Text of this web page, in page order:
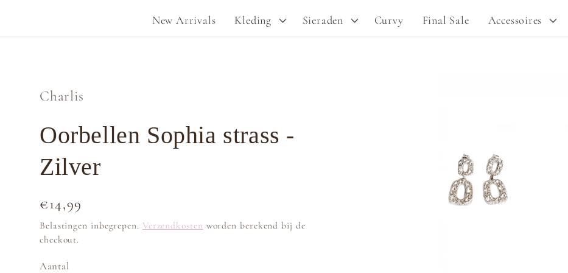
New Arrivals Kleding Sieraden Curvy Final Sale Accessoires
Charlis
Oorbellen Sophia strass -
Zilver
Normale
prijs
€14,99
Belastingen inbegrepen. Verzendkosten worden berekend bij de
checkout.
Aantal